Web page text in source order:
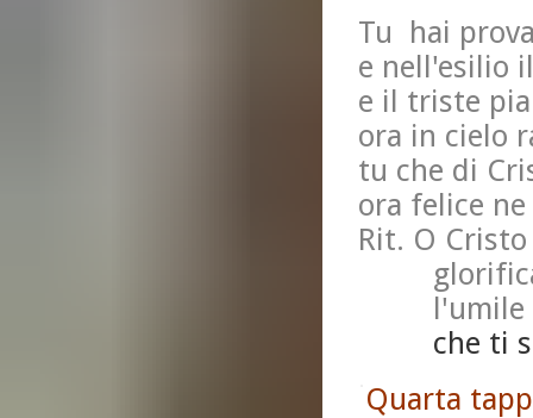
Tu hai
e nell'esilio
e il triste
ora in cielo
tu che di
ora felice
Rit. O
glorifica
l'umile e
che ti
Quarta